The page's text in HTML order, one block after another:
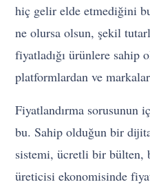
hiç gelir elde etmediğini
ne olursa olsun, şekil
fiyatladığı ürünlere sahip
platformlardan ve
Fiyatlandırma sorusunun
bu. Sahip olduğun bir
sistemi, ücretli bir
üreticisi ekonomisinde